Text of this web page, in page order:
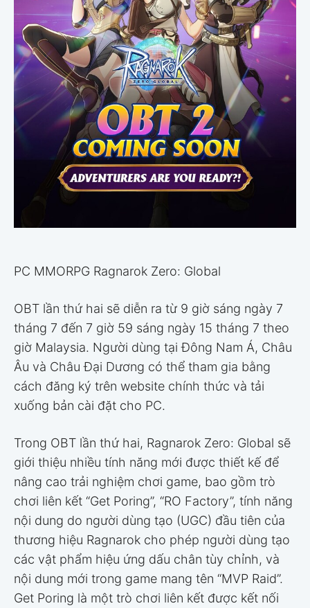
PC MMORPG Ragnarok Zero: Global
OBT lần thứ hai sẽ diễn ra từ 9 giờ sáng ngày 7
tháng 7 đến 7 giờ 59 sáng ngày 15 tháng 7 theo
giờ Malaysia. Người dùng tại Đông Nam Á, Châu
Âu và Châu Đại Dương có thể tham gia bằng
cách đăng ký trên website chính thức và tải
xuống bản cài đặt cho PC.
Trong OBT lần thứ hai, Ragnarok Zero: Global sẽ
giới thiệu nhiều tính năng mới được thiết kế để
nâng cao trải nghiệm chơi game, bao gồm trò
chơi liên kết “Get Poring”, “RO Factory”, tính năng
nội dung do người dùng tạo (UGC) đầu tiên của
thương hiệu Ragnarok cho phép người dùng tạo
các vật phẩm hiệu ứng dấu chân tùy chỉnh, và
nội dung mới trong game mang tên “MVP Raid”.
Get Poring là một trò chơi liên kết được kết nối